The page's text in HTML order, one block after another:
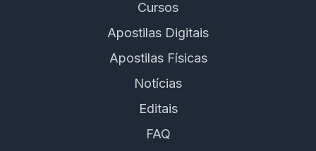
Cursos
Apostilas Digitais
Apostilas Físicas
Notícias
Editais
FAQ